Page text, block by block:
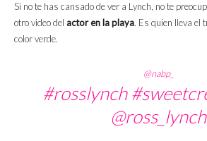
Si no te has cansado de ver a Lynch, no te
otro video del actor en la playa. Es quien lleva el
color verde.
@nabp_
#rosslynch
@ross_lynch